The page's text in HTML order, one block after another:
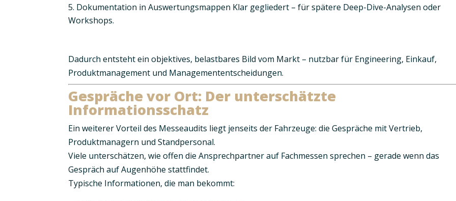
Dokumentation in Auswertungsmappen Klar gegliedert – für spätere Deep-Dive-Analysen oder
Workshops.
Dadurch entsteht ein objektives, belastbares Bild vom Markt – nutzbar für Engineering, Einkauf,
Produktmanagement und Managemententscheidungen.
Gespräche vor Ort: Der unterschätzte
Informationsschatz
Ein weiterer Vorteil des Messeaudits liegt jenseits der Fahrzeuge:die Gespräche mit Vertrieb,
Produktmanagern und Standpersonal.
Viele unterschätzen, wie offen die Ansprechpartner auf Fachmessen sprechen – gerade wenn das
Gespräch auf Augenhöhe stattfindet.
Typische Informationen, die man bekommt: